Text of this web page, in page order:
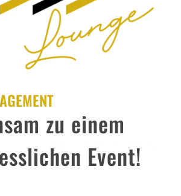
zu einem
Event!